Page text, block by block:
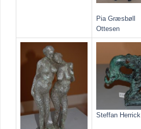
Pia Græsbøll
Ottesen
Steffan Herrick